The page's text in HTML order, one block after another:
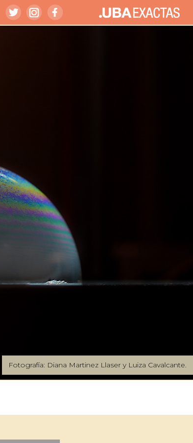
Fotografía: Diana Martinez Llaser y Luiza Cavalcante.